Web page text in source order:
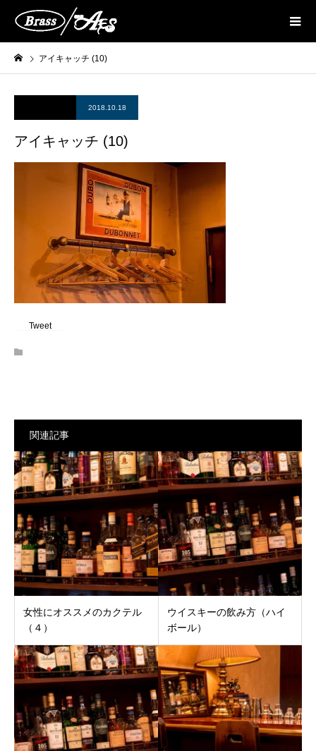
アイキャッチ (10)
2018.10.18
アイキャッチ (10)
Tweet
関連記事
女性にオススメのカクテル
（４）
ウイスキーの飲み方（ハイ
ボール）